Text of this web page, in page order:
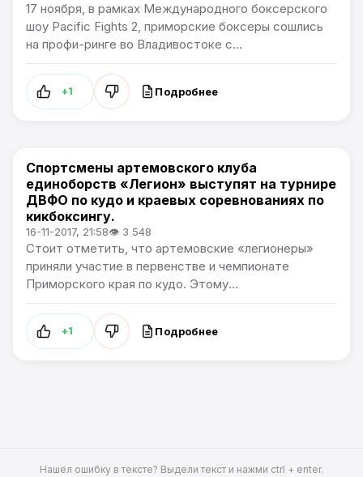
17 ноября, в рамках Международного боксерского
шоу Pacific Fights 2, приморские боксеры сошлись
на профи-ринге во Владивостоке с...
+1 Подробнее
Спорт
Спортсмены артемовского клуба
единоборств «Легион» выступят на турнире
ДВФО по кудо и краевых соревнованиях по
кикбоксингу.
16-11-2017, 21:58👁 3 548
Стоит отметить, что артемовские «легионеры»
приняли участие в первенстве и чемпионате
Приморского края по кудо. Этому...
+1 Подробнее
Нашёл ошибку в тексте? Выдели текст и нажми ctrl + enter.